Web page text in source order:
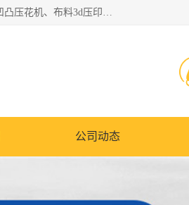
常州联宇机电自动化科技有限公司主营产品：pvc塑料焊机、高频热合机、软膜天花压边机、服装布料凹凸压花机、布料3d压印设备、服装植胶设备、超声波布料花边机、无纺布热合机、全自动压花机。
公司动态